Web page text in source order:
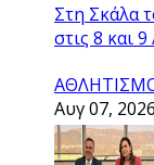
Στη Σκάλα
στις 8 και
Αυγ 07, 2026